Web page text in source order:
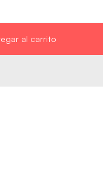
al carrito